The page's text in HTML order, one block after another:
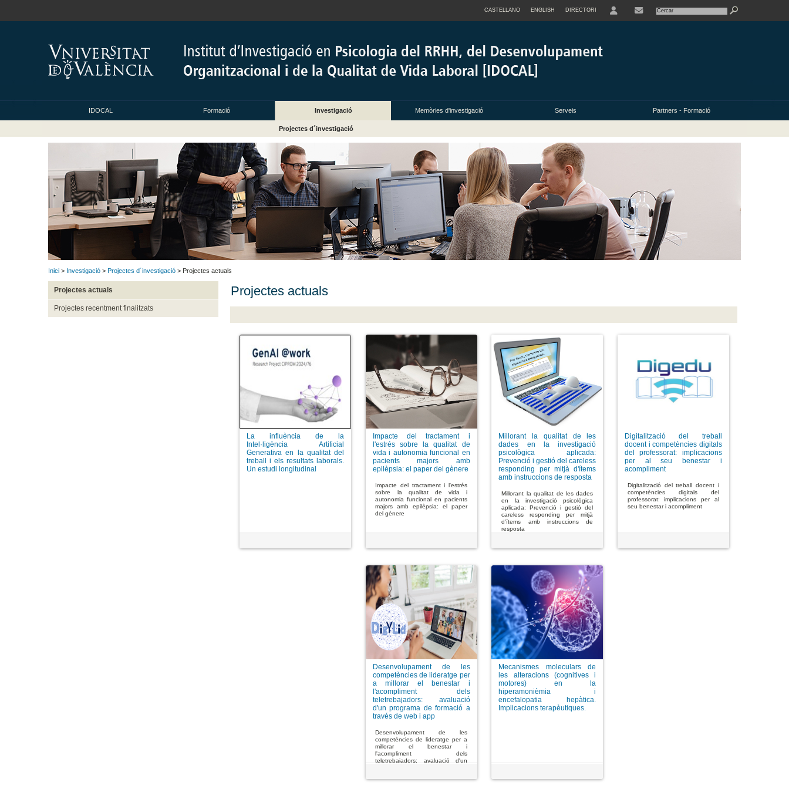
CASTELLANO ENGLISH DIRECTORI
IDOCAL Formació Investigació Memòries d'investigació Serveis Partners - Formació
Projectes d´investigació
Inici > Investigació > Projectes d´investigació > Projectes actuals
Projectes actuals
Projectes recentment finalitzats
Projectes actuals
La influència de la
Intel·ligència Artificial
Generativa en la qualitat del
treball i els resultats laborals.
Un estudi longitudinal
Impacte del tractament i
l'estrés sobre la qualitat de
vida i autonomia funcional en
pacients majors amb
epilèpsia: el paper del gènere
Impacte del tractament i l'estrés
sobre la qualitat de vida i
autonomia funcional en pacients
majors amb epilèpsia: el paper
del gènere
Millorant la qualitat de les
dades en la investigació
psicològica aplicada:
Prevenció i gestió del careless
responding per mitjà d'ítems
amb instruccions de resposta
Millorant la qualitat de les dades
en la investigació psicològica
aplicada: Prevenció i gestió del
careless responding per mitjà
d'ítems amb instruccions de
resposta
Digitalització del treball
docent i competències digitals
del professorat: implicacions
per al seu benestar i
acompliment
Digitalització del treball docent i
competències digitals del
professorat: implicacions per al
seu benestar i acompliment
Desenvolupament de les
competències de lideratge per
a millorar el benestar i
l'acompliment dels
teletrebajadors: avaluació
d'un programa de formació a
través de web i app
Desenvolupament de les
competències de lideratge per a
millorar el benestar i
l'acompliment dels
teletrebajadors: avaluació d'un
Mecanismes moleculars de
les alteracions (cognitives i
motores) en la
hiperamonièmia i
encefalopatia hepàtica.
Implicacions terapèutiques.